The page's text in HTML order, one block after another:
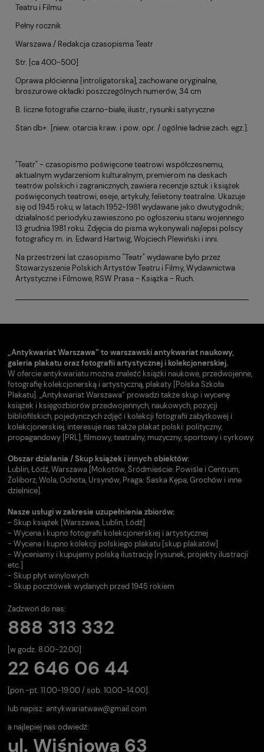
Teatru i Filmu
Pełny rocznik
Warszawa / Redakcja czasopisma Teatr
Str. [ca 400-500]
Oprawa płócienna [introligatorska], zachowane oryginalne,
broszurowe okładki poszczególnych numerów, 34 cm
B. liczne fotografie czarno-białe, ilustr., rysunki satyryczne
Stan db+. [niew. otarcia kraw. i pow. opr. / ogólnie ładnie zach. egz.].
"Teatr" - czasopismo poświęcone teatrowi współczesnemu,
aktualnym wydarzeniom kulturalnym, premierom na deskach
teatrów polskich i zagranicznych, zawiera recenzje sztuk i książek
poświęconych teatrowi, eseje, artykuły, felietony teatralne. Ukazuje
się od 1945 roku, w latach 1952-1981 wydawane jako dwutygodnik;
działalność periodyku zawieszono po ogłoszeniu stanu wojennego
13 grudnia 1981 roku. Zdjęcia do pisma wykonywali najlepsi polscy
fotograficy m. in. Edward Hartwig, Wojciech Plewiński i inni.
Na przestrzeni lat czasopismo "Teatr" wydawane było przez
Stowarzyszenie Polskich Artystów Teatru i Filmy, Wydawnictwa
Artystyczne i Filmowe, RSW Prasa - Książka - Ruch.
„Antykwariat Warszawa” to warszawski antykwariat naukowy,
galeria plakatu oraz fotografii artystycznej i kolekcjonerskiej.
W ofercie antykwariatu można znaleźć książki naukowe, przedwojenne,
fotografię kolekcjonerską i artystyczną, plakaty [Polska Szkoła
Plakatu]. „Antykwariat Warszawa” prowadzi także skup i wycenę
książek i księgozbiorów przedwojennych, naukowych, pozycji
bibliofilskich, pojedynczych zdjęć i kolekcji fotografii zabytkowej i
kolekcjonerskiej, interesuje nas także plakat polski: polityczny,
propagandowy [PRL], filmowy, teatralny, muzyczny, sportowy i cyrkowy.
Obszar działania / Skup książek i innych obiektów:
Lublin, Łódź, Warszawa [Mokotów, Śródmieście: Powiśle i Centrum,
Żoliborz, Wola, Ochota, Ursynów, Praga: Saska Kępa, Grochów i inne
dzielnice].
Nasze usługi w zakresie uzupełnienia zbiorów:
- Skup książek [Warszawa, Lublin, Łódź]
- Wycena i kupno fotografii kolekcjonerskiej i artystycznej
- Wycena i kupno kolekcji polskiego plakatu [skup plakatów]
- Wyceniamy i kupujemy polską ilustrację [rysunek, projekty ilustracji
etc.]
- Skup płyt winylowych
- Skup pocztówek wydanych przed 1945 rokiem
Zadzwoń do nas:
888 313 332
[w godz. 8.00-22.00]
22 646 06 44
[pon.-pt. 11.00-19.00 / sob. 10.00-14.00].
lub napisz: antykwariatwaw@gmail.com
a najlepiej nas odwiedź:
ul. Wiśniowa 63